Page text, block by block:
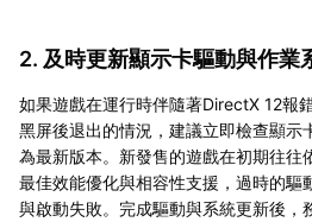
2. 及時更新顯示卡驅動與作業
如果遊戲在運行時伴隨著DirectX 12報
黑屏後退出的情況，建議立即檢查顯示
為最新版本。新發售的遊戲在初期往往
最佳效能優化與相容性支援，過時的驅
與啟動失敗。完成驅動與系統更新後，